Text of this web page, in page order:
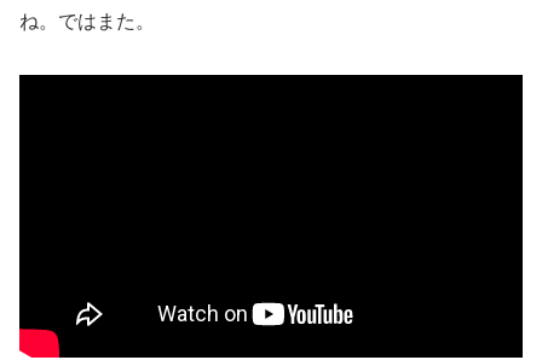
ね。ではまた。